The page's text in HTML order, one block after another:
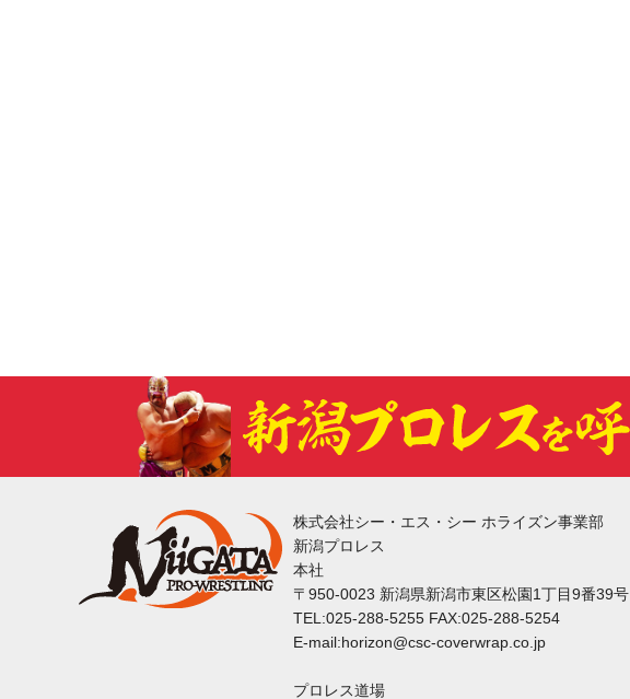
株式会社シー・エス・シー ホライズン事業部
新潟プロレス
本社
〒950-0023 新潟県新潟市東区松園1丁目9番39号
TEL:025-288-5255 FAX:025-288-5254
E-mail:horizon@csc-coverwrap.co.jp
プロレス道場